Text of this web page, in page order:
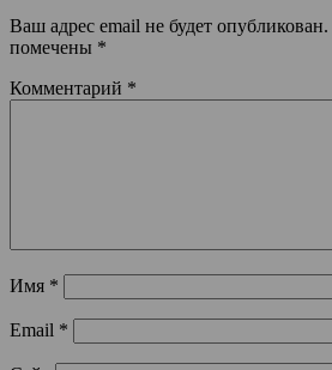
Ваш адрес email не будет опубликован.
помечены *
Комментарий *
Имя *
Email *